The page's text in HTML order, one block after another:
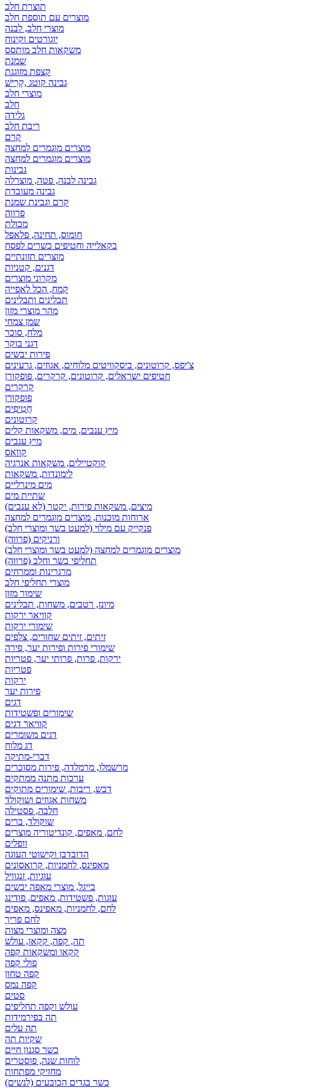
תוצרת חלב
מוצרים עם תוספת חלב
מוצרי חלב, לבנה
יוגורטים וקינוח
משקאות חלב מותסס
שמנת
קצפת מזוגגת
גבינה קוטג ,קָרִישׁ
מוצרי חלב
חלב
גלידה
ריבת חלב
קרם
מוצרים מוגמרים למחצה
מוצרים מוגמרים למחצה
גבינות
גבינה לבנה, פטה, מוצרלה
גבינה מעובדת
קרם וגבינת שמנת
פרווה
מכולת
חומוס, תחינה, פלאפל
בקאלייה וחטיפים כשרים לפסח
מוצרים תזונתיים
דגנים, קטניות
מקרוני מוצרים
קמח, הכל לאפייה
תבלינים ותבלינים
מהר מוצרי מזון
שמן צמחי
מלח, סוכר
דגני בוקר
פירות יבשים
צ'יפס, קרוטונים, ביסקוויטים מלוחים, אגוזים, גרעינים
חטיפים ישראלים, קרוטונים, קרקרים, פופקורן
קרקרים
פופקורן
חֲטִיפִים
קרוטונים
מיץ ענבים, מים, משקאות קלים
מיץ ענבים
קוואס
קוקטיילים, משקאות אנרגיה
לימונדות, משקאות
מים מינרליים
שתיית מים
מיצים, משקאות פירות, יקטר (לא ענבים)
ארוחות מוכנות, מוצרים מוגמרים למחצה
פנקייק עם מילוי (למעט בשר ומוצרי חלב)
ורניקים (פרווה)
מוצרים מוגמרים למחצה (למעט בשר ומוצרי חלב)
תחליפי בשר וחלב (פרווה)
מרגרינות וממרחים
מוצרי תחליפי חלב
שימור מזון
מיונז, רטבים, משחות, תבלינים
קוויאר ירקות
שימורי ירקות
זיתים, זיתים שחורים, צלפים
שימורי פירות ופירות יער, פירה
ירקות, פרות, פרותי יער, פטריות
פטריות
ירקות
פירות יער
דגים
שימורים ופשטידות
קוויאר דגים
דגים משומרים
דג מלוח
דברי-מתיקה
מרשמלו, מרמלדה, פירות מסוכרים
ערכות מתנה ממתקים
דבש, ריבות, שימורים מתוקים
משחות אגוזים ושוקולד
חלבה, פסטילה
שוקולד, ברים
לחם, מאפים, קונדיטוריה מוצרים
וופלים
הדובדבן וקישוטי העוגה
מאפינס, לחמניות, קרואסונים
עוגיות, זנגוויל
בייגל, מוצרי מאפה יבשים
עוגות, פשטידות, מאפים, פודינג
לחם, לחמניות, מאפינס, מאפים
לחם פריך
מצה ומוצרי מצות
תה, קפה, קקאו, עולש
קקאו ומשקאות קפה
פולי קפה
קפה טחון
קפה נמס
סטים
עולש וקפה תחליפים
תה בפירמידות
תה עלים
שקיות תה
כשר סגנון חיים
לוחות שנה, פוסטרים
מחזיקי מפתחות
כשר בגדים הכובעים (לנשים)